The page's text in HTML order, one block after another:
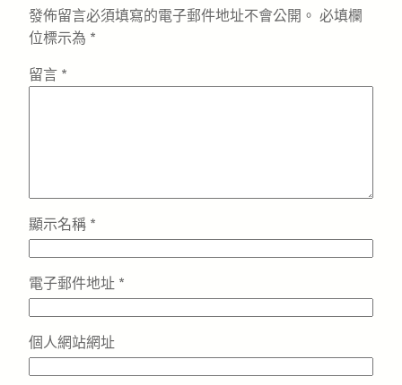
發佈留言必須填寫的電子郵件地址不會公開。 必填欄
位標示為 *
留言 *
顯示名稱 *
電子郵件地址 *
個人網站網址